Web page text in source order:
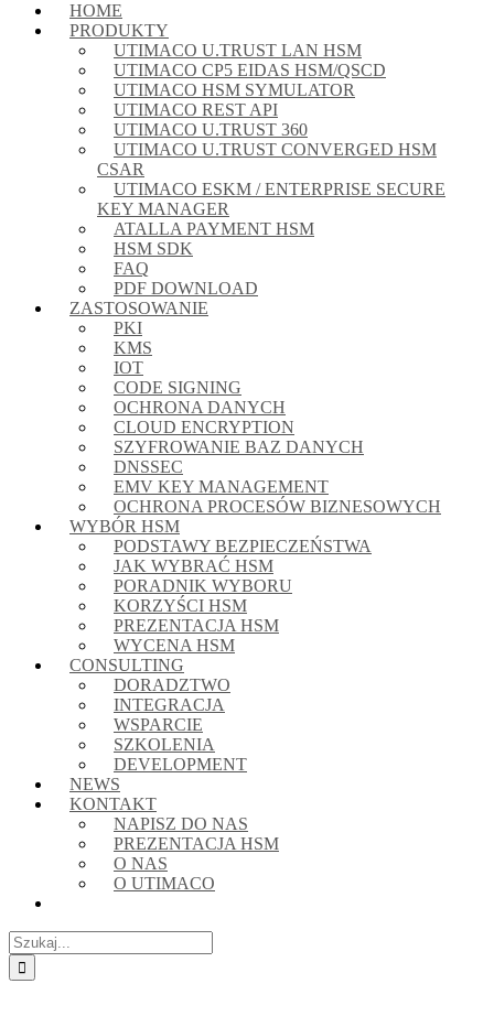
HOME
PRODUKTY
UTIMACO U.TRUST LAN HSM
UTIMACO CP5 EIDAS HSM/QSCD
UTIMACO HSM SYMULATOR
UTIMACO REST API
UTIMACO U.TRUST 360
UTIMACO U.TRUST CONVERGED HSM
CSAR
UTIMACO ESKM / ENTERPRISE SECURE
KEY MANAGER
ATALLA PAYMENT HSM
HSM SDK
FAQ
PDF DOWNLOAD
ZASTOSOWANIE
PKI
KMS
IOT
CODE SIGNING
OCHRONA DANYCH
CLOUD ENCRYPTION
SZYFROWANIE BAZ DANYCH
DNSSEC
EMV KEY MANAGEMENT
OCHRONA PROCESÓW BIZNESOWYCH
WYBÓR HSM
PODSTAWY BEZPIECZEŃSTWA
JAK WYBRAĆ HSM
PORADNIK WYBORU
KORZYŚCI HSM
PREZENTACJA HSM
WYCENA HSM
CONSULTING
DORADZTWO
INTEGRACJA
WSPARCIE
SZKOLENIA
DEVELOPMENT
NEWS
KONTAKT
NAPISZ DO NAS
PREZENTACJA HSM
O NAS
O UTIMACO
Szukaj